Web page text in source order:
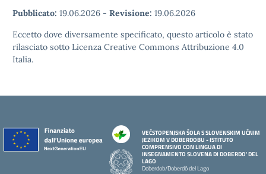
Pubblicato: 19.06.2026 - Revisione: 19.06.2026
Eccetto dove diversamente specificato, questo articolo è stato
rilasciato sotto Licenza Creative Commons Attribuzione 4.0
Italia.
VEČSTOPENJSKA ŠOLA S SLOVENSKIM UČNIM
JEZIKOM V DOBERDOBU - ISTITUTO
COMPRENSIVO CON LINGUA DI
INSEGNAMENTO SLOVENA DI DOBERDO' DEL
LAGO
Doberdob/Doberdò del Lago